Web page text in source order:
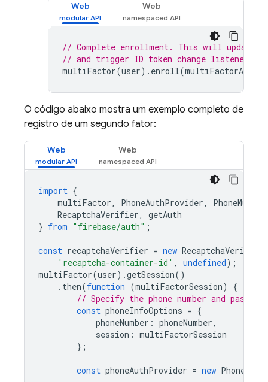
Web Web
// Complete enrollment. This will update
// and trigger ID token change listener.
multiFactor(user). enroll(
O código abaixo mostra um exemplo completo de
registro de um segundo fator:
Web Web
import {
multiFactor, PhoneAuthProvider,
RecaptchaVerifier,
getAuth
} from "firebase/auth" ;
const recaptchaVerifier = new RecaptchaVerifier
'recaptcha-container-id' , undefined);
multiFactor(user).getSession()
. then(function (multiFactorSession)
{
// Specify the phone number and pass
const phoneInfoOptions = {
phoneNumber : phoneNumber,
session : multiFactorSession
};
const phoneAuthProvider = new